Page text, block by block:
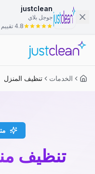
justclean
جوجل بلاي
4.8 تقييم
الخدمات تنظيف المنزل
تنظيف